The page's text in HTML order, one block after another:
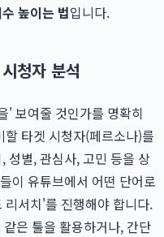
높이는 법입니다.
청자 분석
' 보여줄 것인가를 명확히
타겟 시청자(페르소나)를
성별, 관심사, 고민 등을 상
이 유튜브에서 어떤 단어로
서치'를 진행해야 합니다.
은 툴을 활용하거나, 간단